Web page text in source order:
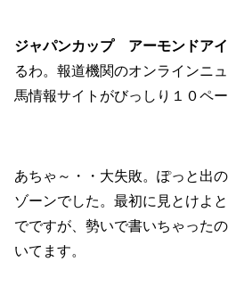
ジャパンカップ アーモンドアイ
るわ。報道機関のオンラインニ
馬情報サイトがびっしり１０ペ
あちゃ～・・大失敗。ぽっと出
ゾーンでした。最初に見とけよ
でですが、勢いで書いちゃった
いてます。